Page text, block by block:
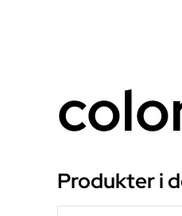
Produkter i